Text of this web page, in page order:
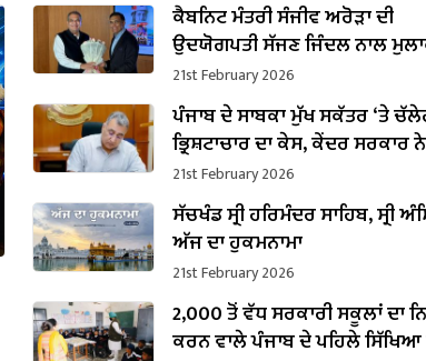
ਕੈਬਨਿਟ ਮੰਤਰੀ ਸੰਜੀਵ ਅਰੋੜਾ ਦੀ
ਉਦਯੋਗਪਤੀ ਸੱਜਣ ਜਿੰਦਲ ਨਾਲ
ਇਸਪਾਤ ਖੇਤਰ ‘ਚ ₹1,500 ਕਰੋੜ ਨਿਵੇਸ਼
ਐਲਾਨ
21st February 2026
ਪੰਜਾਬ ਦੇ ਸਾਬਕਾ ਮੁੱਖ ਸਕੱਤਰ ‘ਤੇ
ਭ੍ਰਿਸ਼ਟਾਚਾਰ ਦਾ ਕੇਸ, ਕੇਂਦਰ ਸਰਕਾਰ
ਪ੍ਰਵਾਨਗੀ
21st February 2026
ਸੱਚਖੰਡ ਸ੍ਰੀ ਹਰਿਮੰਦਰ ਸਾਹਿਬ, ਸ੍ਰੀ
ਅੱਜ ਦਾ ਹੁਕਮਨਾਮਾ
21st February 2026
2,000 ਤੋਂ ਵੱਧ ਸਰਕਾਰੀ ਸਕੂਲਾਂ ਦਾ
ਕਰਨ ਵਾਲੇ ਪੰਜਾਬ ਦੇ ਪਹਿਲੇ ਸਿੱਖਿਆ